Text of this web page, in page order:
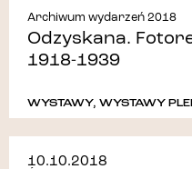
Archiwum wydarzeń 2018
Odzyskana.
1918‒1939
WYSTAWY, WYSTAWY
10.10.2018